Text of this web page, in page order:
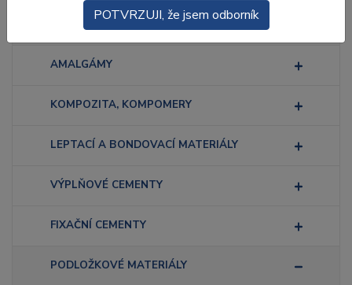
AMALGÁMY
KOMPOZITA, KOMPOMERY
LEPTACÍ A BONDOVACÍ MATERIÁLY
VÝPLŇOVÉ CEMENTY
FIXAČNÍ CEMENTY
PODLOŽKOVÉ MATERIÁLY
POTVRZUJI, že jsem odborník